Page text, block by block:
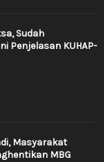
Sudah
Penjelasan KUHAP-
Masyarakat
MBG